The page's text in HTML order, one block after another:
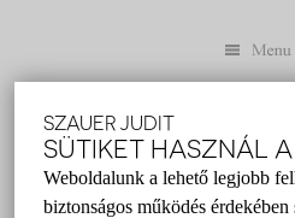
SZAUER JUDIT
SÜTIKET HASZNÁL
Weboldalunk a lehető legjobb
biztonságos működés érdekében
3 TIPP, HOGY
ÉRDEKESEK A